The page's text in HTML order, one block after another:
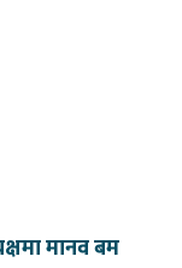
मानव बम